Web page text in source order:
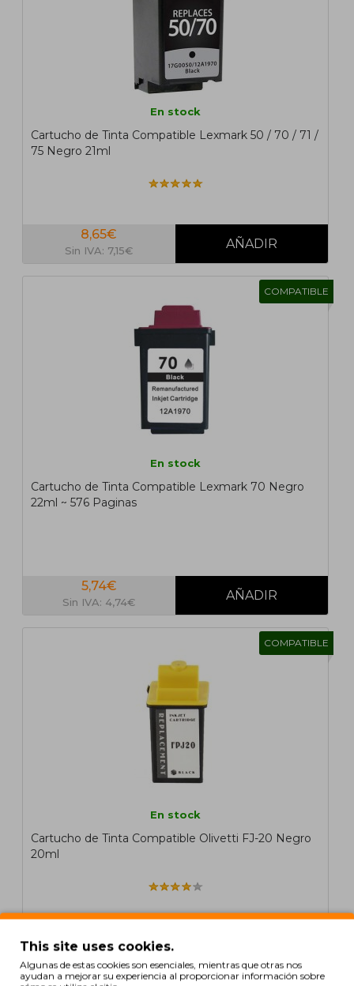
En stock
Cartucho de Tinta Compatible Lexmark 50 / 70 / 71 /
75 Negro 21ml
8,65€
Sin IVA: 7,15€
COMPATIBLE
En stock
Cartucho de Tinta Compatible Lexmark 70 Negro
22ml ~ 576 Paginas
5,74€
Sin IVA: 4,74€
COMPATIBLE
En stock
Cartucho de Tinta Compatible Olivetti FJ-20 Negro
20ml
Sin IVA: 6,82€
This site uses cookies.
Algunas de estas cookies son esenciales, mientras que otras nos
ayudan a mejorar su experiencia al proporcionar información sobre